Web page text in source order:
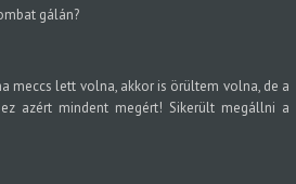
gálán?
meccs lett volna, akkor is örültem volna, de a
azért mindent megért! Sikerült megállni a